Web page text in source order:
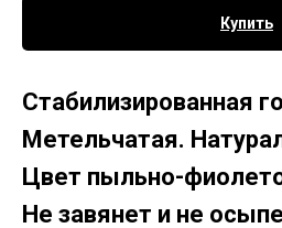
Купить
Стабилизированная
Метельчатая.
Цвет пыльно-
Не завянет и не